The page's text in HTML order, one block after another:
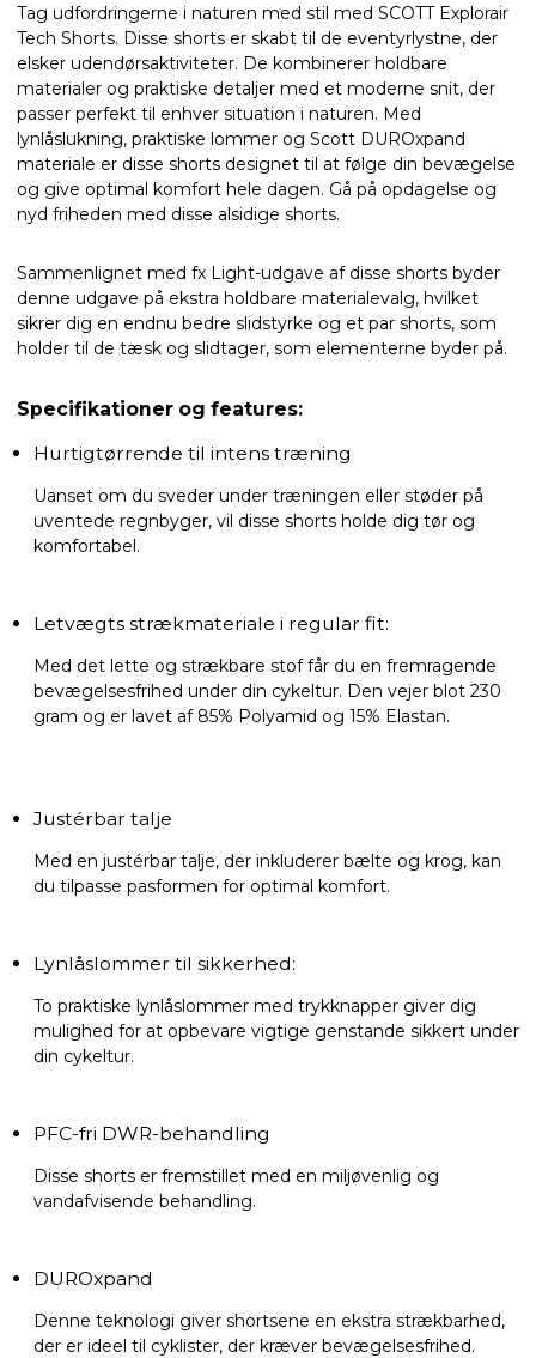
Tag udfordringerne i naturen med stil med SCOTT Explorair
Tech Shorts. Disse shorts er skabt til de eventyrlystne, der
elsker udendørsaktiviteter. De kombinerer holdbare
materialer og praktiske detaljer med et moderne snit, der
passer perfekt til enhver situation i naturen. Med
lynlåslukning, praktiske lommer og Scott DUROxpand
materiale er disse shorts designet til at følge din bevægelse
og give optimal komfort hele dagen. Gå på opdagelse og
nyd friheden med disse alsidige shorts.
Sammenlignet med fx Light-udgave af disse shorts byder
denne udgave på ekstra holdbare materialevalg, hvilket
sikrer dig en endnu bedre slidstyrke og et par shorts, som
holder til de tæsk og slidtager, som elementerne byder på.
Specifikationer og features:
Hurtigtørrende til intens træning
Uanset om du sveder under træningen eller støder på
uventede regnbyger, vil disse shorts holde dig tør og
komfortabel.
Letvægts strækmateriale i regular fit:
Med det lette og strækbare stof får du en fremragende
bevægelsesfrihed under din cykeltur. Den vejer blot 230
gram og er lavet af 85% Polyamid og 15% Elastan.
Justérbar talje
Med en justérbar talje, der inkluderer bælte og krog, kan
du tilpasse pasformen for optimal komfort.
Lynlåslommer til sikkerhed:
To praktiske lynlåslommer med trykknapper giver dig
mulighed for at opbevare vigtige genstande sikkert under
din cykeltur.
PFC-fri DWR-behandling
Disse shorts er fremstillet med en miljøvenlig og
vandafvisende behandling.
DUROxpand
Denne teknologi giver shortsene en ekstra strækbarhed,
der er ideel til cyklister, der kræver bevægelsesfrihed.